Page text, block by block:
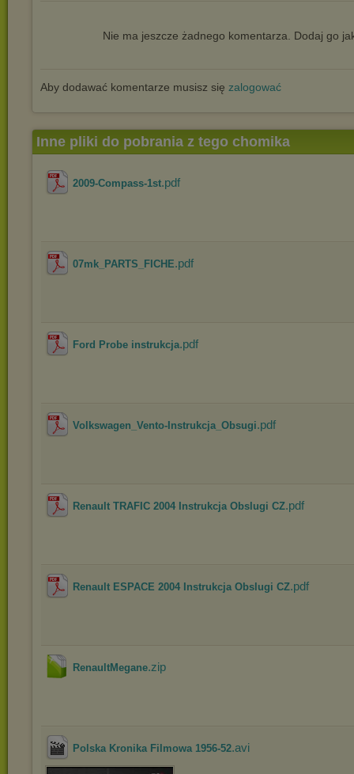
Nie ma jeszcze żadnego komentarza. Dodaj go
Aby dodawać komentarze musisz się zalogować
Inne pliki do pobrania z tego chomika
2009-Compass-1st.pdf
07mk_PARTS_FICHE.pdf
Ford Probe instrukcja.pdf
Volkswagen_Vento-Instrukcja_Obsugi.pdf
Renault TRAFIC 2004 Instrukcja Obslugi CZ.pdf
Renault ESPACE 2004 Instrukcja Obslugi CZ.pdf
RenaultMegane.zip
Polska Kronika Filmowa 1956-52.avi